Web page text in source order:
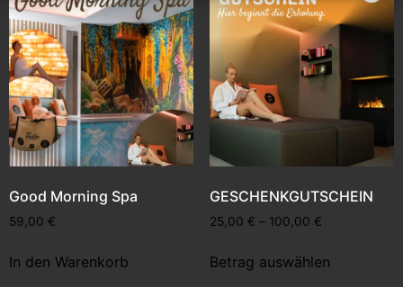
Good Morning Spa​
59,00 €
In den Warenkorb
GESCHENKGUTSCHEIN
25,00 € – 100,00 €
Betrag auswählen